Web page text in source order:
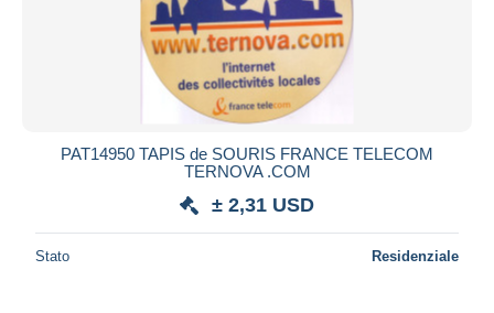
PAT14950 TAPIS de SOURIS FRANCE TELECOM
TERNOVA .COM
± 2,31 USD
Stato Residenziale